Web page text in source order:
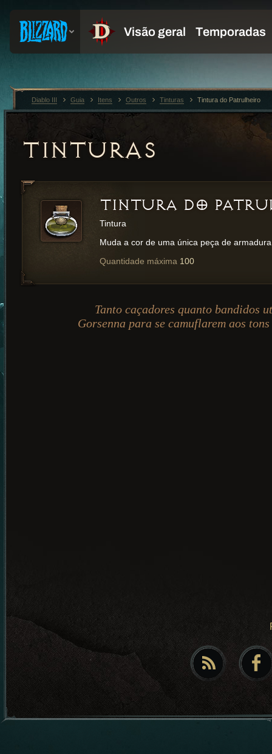
TINTURAS
TINTURA DO
Tintura
Muda a cor de uma única peça de
Quantidade máxima 100
Tanto caçadores quanto bandidos
Gorsenna para se camuflarem aos
Diablo III Guia Itens Outros Tinturas Tintura do Patrulheiro